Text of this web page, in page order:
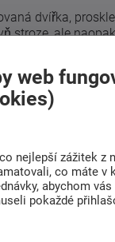
dvířka,
stroze, ale
klidný vzhled.
možnost sestavit
spodní
pro
i většímu
jednotlivých prvků
vzhledem
web
nejlepší zážitek z
co máte v
abychom
pokaždé